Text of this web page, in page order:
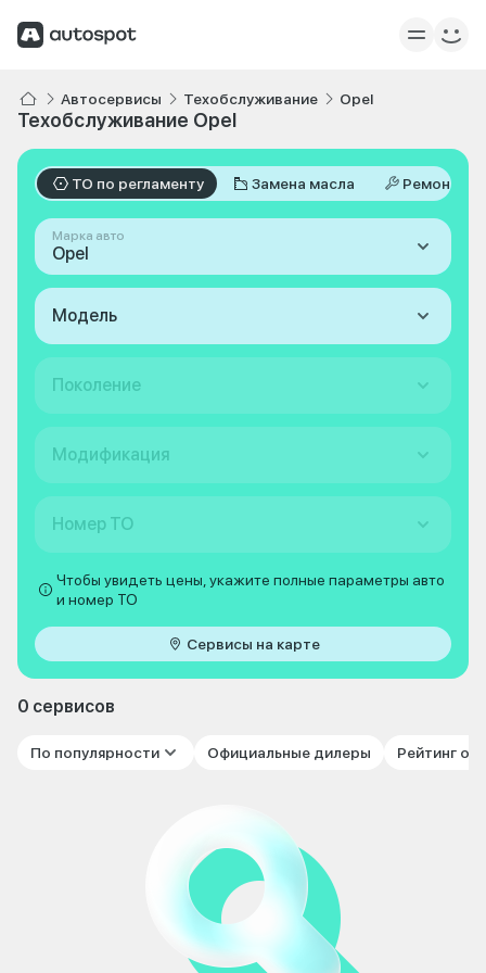
Автосервисы Техобслуживание Opel
Техобслуживание Opel
ТО по регламенту Замена масла Ремонт
Марка авто
Opel
Модель
Поколение
Модификация
Номер ТО
Чтобы увидеть цены, укажите полные параметры авто
и номер ТО
Сервисы на карте
0 сервисов
По популярности Официальные дилеры Рейтинг